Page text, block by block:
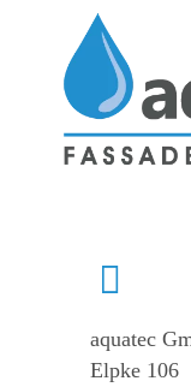
aquatec
Elpke 106